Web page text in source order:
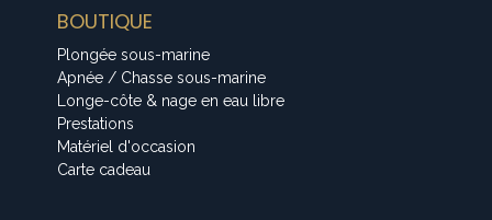
BOUTIQUE
Plongée sous-marine
Apnée / Chasse sous-marine
Longe-côte & nage en eau libre
Prestations
Matériel d'occasion
Carte cadeau